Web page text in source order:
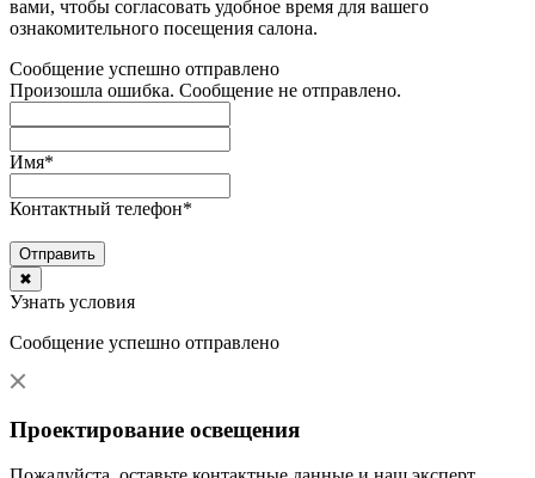
вами, чтобы согласовать удобное время для вашего
ознакомительного посещения салона.
Сообщение успешно отправлено
Произошла ошибка. Сообщение не отправлено.
Имя*
Контактный телефон*
Отправить
✖
Узнать условия
Сообщение успешно отправлено
Проектирование освещения